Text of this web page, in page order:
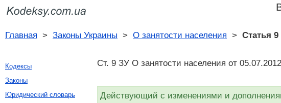
Главная > Законы Украины > О занятости населения > Статья 9
Ст. 9 ЗУ О занятости населения от
Действующий с изменениями и
Кодексы
Законы
Юридический словарь